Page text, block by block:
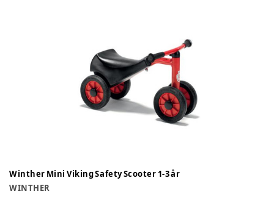
Winther Mini Viking Safety Scooter 1-3 år
WINTHER